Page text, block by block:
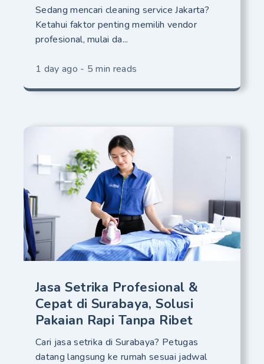
Sedang mencari cleaning service Jakarta?
Ketahui faktor penting memilih vendor
profesional, mulai da...
1 day ago - 5 min reads
Jasa Setrika Profesional &
Cepat di Surabaya, Solusi
Pakaian Rapi Tanpa Ribet
Cari jasa setrika di Surabaya? Petugas
datang langsung ke rumah sesuai jadwal